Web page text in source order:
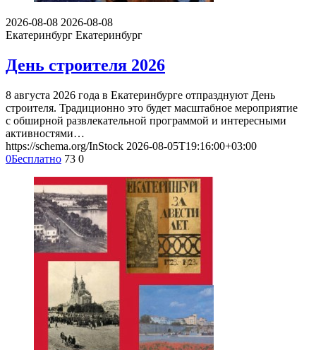
2026-08-08 2026-08-08
Екатеринбург Екатеринбург
День строителя 2026
8 августа 2026 года в Екатеринбурге отпразднуют День
строителя. Традиционно это будет масштабное мероприятие
с обширной развлекательной программой и интересными
активностями…
https://schema.org/InStock 2026-08-05T19:16:00+03:00
0Бесплатно 73 0